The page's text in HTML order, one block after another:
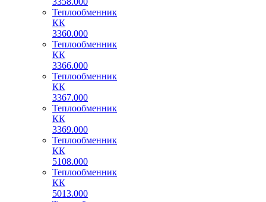
Теплообменник
КК
3360.000
Теплообменник
КК
3366.000
Теплообменник
КК
3367.000
Теплообменник
КК
3369.000
Теплообменник
КК
5108.000
Теплообменник
КК
5013.000